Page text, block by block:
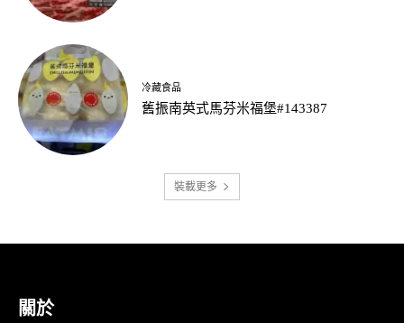
冷藏食品
舊振南英式馬芬米福堡#143387
裝載更多
關於